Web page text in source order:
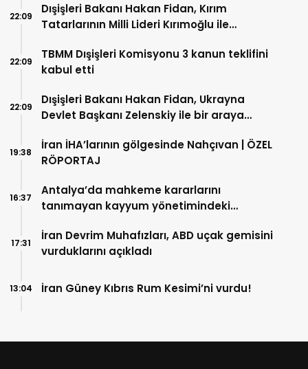
Dışişleri Bakanı Hakan Fidan, Kırım
Tatarlarının Milli Lideri Kırımoğlu ile
22:09
TBMM Dışişleri Komisyonu 3 kanun teklifini
kabul etti
22:09
Dışişleri Bakanı Hakan Fidan, Ukrayna
Devlet Başkanı Zelenskiy ile bir araya
22:09
İran İHA’larının gölgesinde Nahçıvan | ÖZEL
RÖPORTAJ
19:38
Antalya’da mahkeme kararlarını
tanımayan kayyum yönetimindeki
16:37
İran Devrim Muhafızları, ABD uçak gemisini
vurduklarını açıkladı
17:31
İran Güney Kıbrıs Rum Kesimi’ni vurdu!
13:04